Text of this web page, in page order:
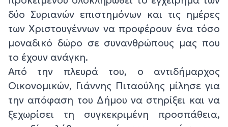
δύο Συριανών επιστημόνων και τις ημέρες
των Χριστουγέννων να προφέρουν ένα τόσο
μοναδικό δώρο σε συνανθρώπους μας που
το έχουν ανάγκη.
Από την πλευρά του, ο αντιδήμαρχος
Οικονομικών, Γιάννης Πιταούλης μίλησε για
την απόφαση του Δήμου να στηρίξει και να
ξεχωρίσει τη συγκεκριμένη προσπάθεια,